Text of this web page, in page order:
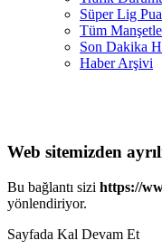
Süper Lig
Tüm
Son Dakika
Haber Arşivi
Web sitemizden
Bu bağlantı sizi https://
yönlendiriyor.
Sayfada Kal Devam Et